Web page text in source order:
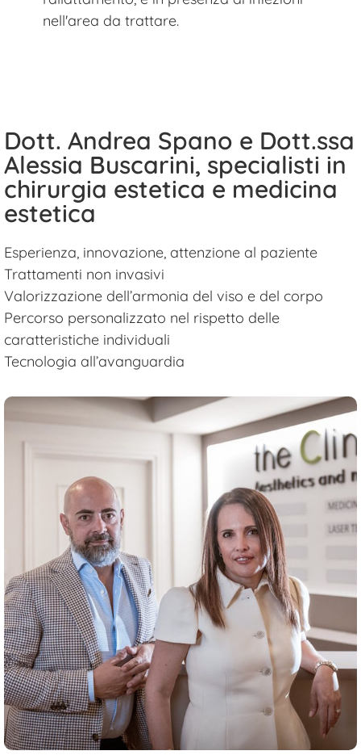
nell'area da trattare.
Dott. Andrea Spano e Dott.ssa
Alessia Buscarini, specialisti in
chirurgia estetica e medicina
estetica
Esperienza, innovazione, attenzione al paziente
Trattamenti non invasivi
Valorizzazione dell’armonia del viso e del corpo
Percorso personalizzato nel rispetto delle
caratteristiche individuali
Tecnologia all’avanguardia